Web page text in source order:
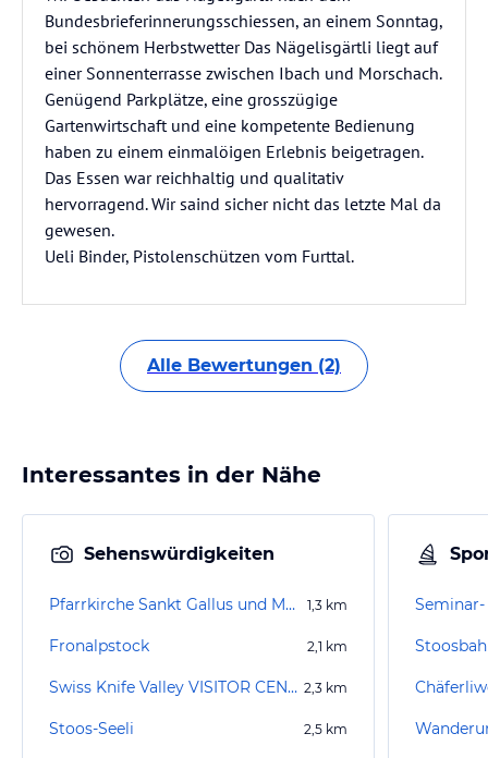
Bundesbrieferinnerungsschiessen, an einem Sonntag,
bei schönem Herbstwetter Das Nägelisgärtli liegt auf
einer Sonnenterrasse zwischen Ibach und Morschach.
Genügend Parkplätze, eine grosszügige
Gartenwirtschaft und eine kompetente Bedienung
haben zu einem einmalöigen Erlebnis beigetragen.
Das Essen war reichhaltig und qualitativ
hervorragend. Wir saind sicher nicht das letzte Mal da
gewesen.
Ueli Binder, Pistolenschützen vom Furttal.
Alle Bewertungen (2)
Interessantes in der Nähe
Sehenswürdigkeiten
Pfarrkirche Sankt Gallus und Mauritius 1,3 km
Fronalpstock 2,1 km
Swiss Knife Valley VISITOR CENTER (geschlossen) 2,3 km
Stoos-Seeli 2,5 km